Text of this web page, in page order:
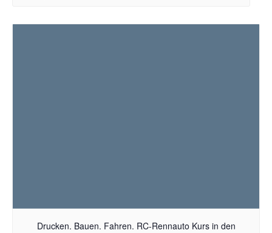
Drucken. Bauen. Fahren. RC-Rennauto Kurs in den